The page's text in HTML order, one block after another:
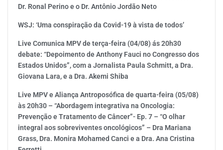
Dr. Ronal Perino e o Dr. Antônio Jordão Neto
WSJ: ‘Uma conspiração da Covid-19 à vista de todos’
Live Comunica MPV de terça-feira (04/08) ás 20h30
debate: “Depoimento de Anthony Fauci no Congresso dos
Estados Unidos”, com a Jornalista Paula Schmitt, a Dra.
Giovana Lara, e a Dra. Akemi Shiba
Live MPV e Aliança Antroposófica de quarta-feira (05/08)
às 20h30 – “Abordagem integrativa na Oncologia:
Prevenção e Tratamento de Câncer”- Ep. 7 – “O olhar
integral aos sobreviventes oncológicos” – Dra Mariana
Grass, Dra. Monira Mohamed Canci e a Dra. Ana Cristina